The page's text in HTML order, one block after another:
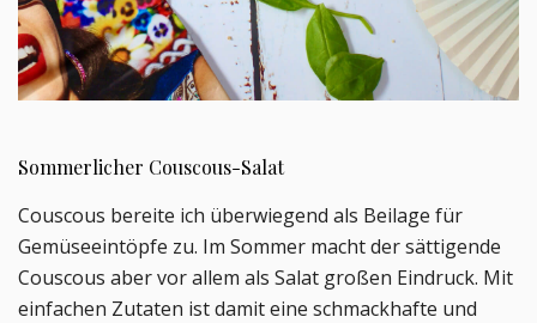
Sommerlicher Couscous-Salat
Couscous bereite ich überwiegend als Beilage für
Gemüseeintöpfe zu. Im Sommer macht der sättigende
Couscous aber vor allem als Salat großen Eindruck. Mit
einfachen Zutaten ist damit eine schmackhafte und